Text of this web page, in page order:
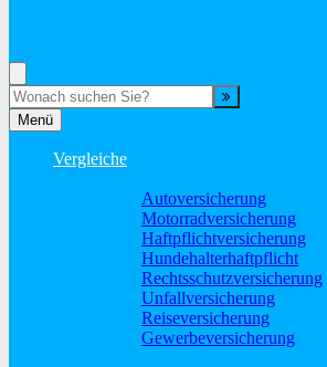
Suche
Menü
Vergleiche
Autoversicherung
Motorradversicherung
Haftpflichtversicherung
Hundehalterhaftpflicht
Rechtsschutzversicherung
Unfallversicherung
Reiseversicherung
Gewerbeversicherung